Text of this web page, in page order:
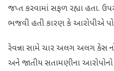
જપ્ત કરવામાં સફળ રહ્યા હતા.
ભજવી હતી કારણ કે આરોપીએ પોતે
રેવન્ના સામે ચાર અલગ અલગ કેસ
અને જાતીય સતામણીના